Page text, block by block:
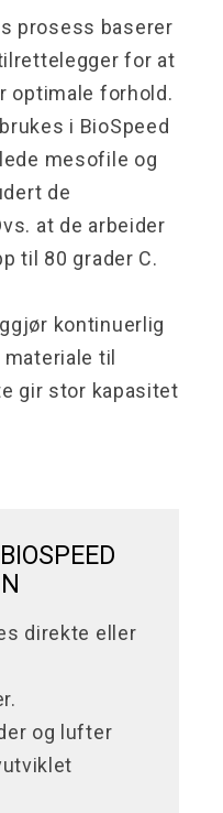
prosess baserer
for at
optimale forhold.
i BioSpeed
mesofile og
de
at de arbeider
til 80 grader C.
kontinuerlig
til
gir stor kapasitet
direkte eller
og lufter